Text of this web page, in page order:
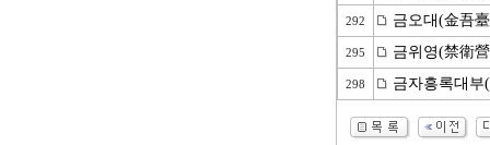
292 금오대(金吾
295 금위영(禁衛
298 금자흥록대부